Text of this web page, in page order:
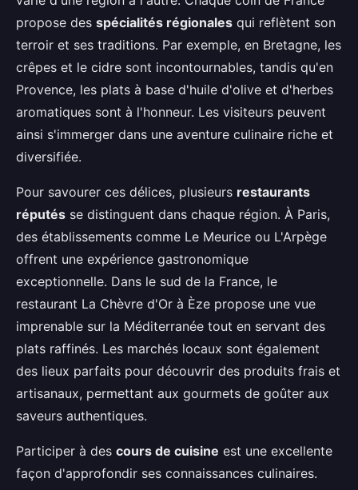
propose des spécialités régionales qui reflètent son
terroir et ses traditions. Par exemple, en Bretagne, les
crêpes et le cidre sont incontournables, tandis qu'en
Provence, les plats à base d'huile d'olive et d'herbes
aromatiques sont à l'honneur. Les visiteurs peuvent
ainsi s'immerger dans une aventure culinaire riche et
diversifiée.
Pour savourer ces délices, plusieurs restaurants
réputés se distinguent dans chaque région. À Paris,
des établissements comme Le Meurice ou L'Arpège
offrent une expérience gastronomique
exceptionnelle. Dans le sud de la France, le
restaurant La Chèvre d'Or à Èze propose une vue
imprenable sur la Méditerranée tout en servant des
plats raffinés. Les marchés locaux sont également
des lieux parfaits pour découvrir des produits frais et
artisanaux, permettant aux gourmets de goûter aux
saveurs authentiques.
Participer à des cours de cuisine est une excellente
façon d'approfondir ses connaissances culinaires.